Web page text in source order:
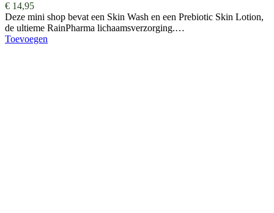
€ 14,95
Deze mini shop bevat een Skin Wash en een Prebiotic Skin Lotion,
de ultieme RainPharma lichaamsverzorging.…
Toevoegen